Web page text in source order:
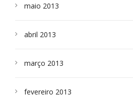
maio 2013
abril 2013
março 2013
fevereiro 2013